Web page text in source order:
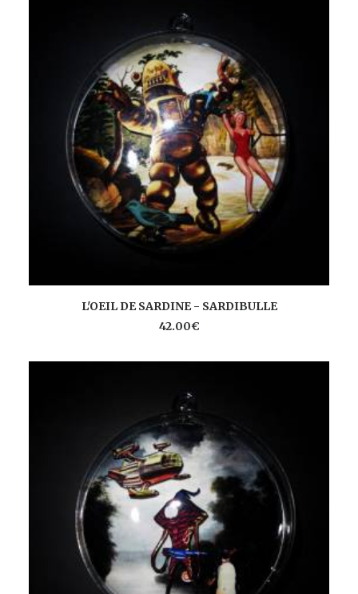
AJOUTER AU PANIER
L'OEIL DE SARDINE - SARDIBULLE
42.00€